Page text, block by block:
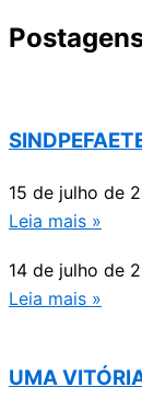
15 de julho de
Leia mais »
14 de julho de
Leia mais »
UMA